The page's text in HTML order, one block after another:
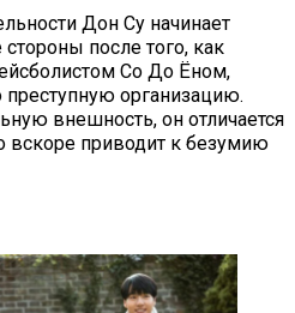
Дон Су начинает
после того, как
Со До Ёном,
организацию.
внешность, он отличается
вскоре приводит к безумию